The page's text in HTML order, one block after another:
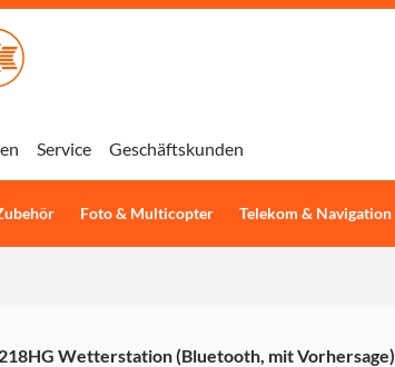
Foto & Multicopter Telekom & Navigation
Service Geschäftskunden
Wetterstation (Bluetooth, mit Vorhersage)